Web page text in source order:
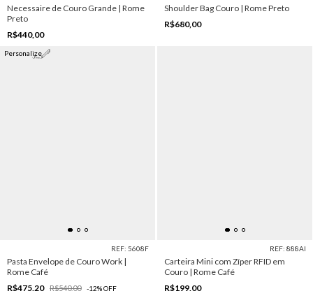
Necessaire de Couro Grande | Rome
Preto
R$440,00
Shoulder Bag Couro | Rome Preto
R$680,00
Personalize
REF: 5608F
Pasta Envelope de Couro Work |
Rome Café
R$475,20
R$540,00 -12%OFF
REF: 888AI
Carteira Mini com Zíper RFID em
Couro | Rome Café
R$199,00